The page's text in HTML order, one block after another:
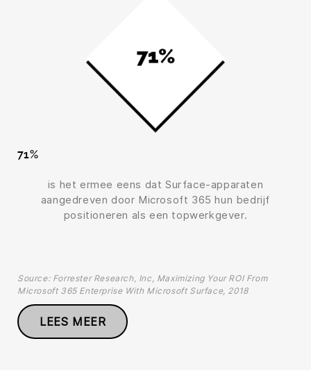
71%
is het ermee eens dat Surface-apparaten
aangedreven door Microsoft 365 hun bedrijf
positioneren als een topwerkgever.
Source: Forrester Research, Inc, Maximizing Your ROI From
Microsoft 365 Enterprise With Microsoft Surface, 2018
LEES MEER